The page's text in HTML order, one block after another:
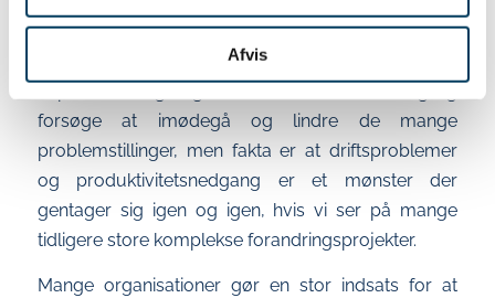
Afvis
en række typiske problemstillinger.
Som udgangspunkt skal
forsøge at imødegå og lindre de mange
problemstillinger, men fakta er at driftsproblemer
og produktivitetsnedgang er et mønster der
gentager sig igen og igen, hvis vi ser på mange
tidligere store komplekse forandringsprojekter.
Mange organisationer gør en stor indsats for at